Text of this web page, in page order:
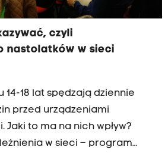
czyli
nastolatków w sieci
14-18 lat spędzają dziennie
przed urządzeniami
Jaki to ma na nich wpływ?
w sieci – program